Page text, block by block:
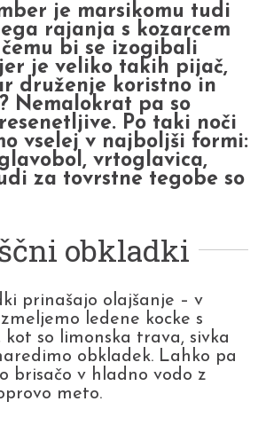
je marsikomu tudi
rajanja s kozarcem
bi se izogibali
je veliko takih pijač,
druženje koristno in
Nemalokrat pa so
Po taki noči
vselej v najboljši formi:
vrtoglavica,
za tovrstne tegobe so
obkladki
prinašajo olajšanje – v
ledene kocke s
kot so limonska trava, sivka
obkladek. Lahko pa
brisačo v hladno vodo z
meto.